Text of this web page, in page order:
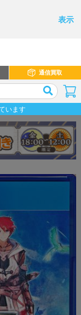
表示
通信買取
います